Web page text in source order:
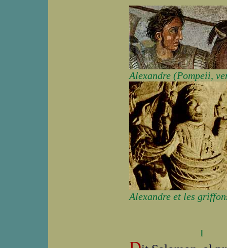
Alexandre (Pompeii,
Alexandre et les
I